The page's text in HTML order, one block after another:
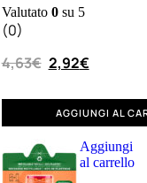
Valutato 0su 5
(0)
4,63€ 2,92€
AGGIUNGI AL
Aggiungi
al carrello